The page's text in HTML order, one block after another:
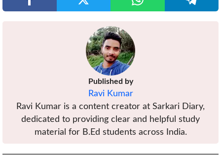
Published by
Ravi Kumar
Ravi Kumar is a content creator at Sarkari Diary,
dedicated to providing clear and helpful study
material for B.Ed students across India.